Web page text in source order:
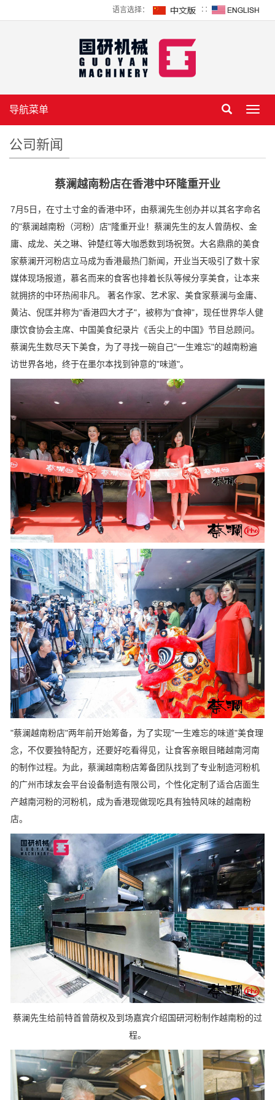
语言选择： ∷
导航菜单
公司新闻
蔡澜越南粉店在香港中环隆重开业
7月5日，在寸土寸金的香港中环，由蔡澜先生创办并以其名字命名
的"蔡澜越南粉（河粉）店"隆重开业！蔡澜先生的友人曾荫权、金
庸、成龙、关之琳、钟楚红等大咖悉数到场祝贺。大名鼎鼎的美食
家蔡澜开河粉店立马成为香港最热门新闻，开业当天吸引了数十家
媒体现场报道，慕名而来的食客也排着长队等候分享美食，让本来
就拥挤的中环热闹非凡。 著名作家、艺术家、美食家蔡澜与金庸、
黄沾、倪匡并称为"香港四大才子"，被称为"食神"，现任世界华人健
康饮食协会主席、中国美食纪录片《舌尖上的中国》节目总顾问。
蔡澜先生数尽天下美食，为了寻找一碗自己"一生难忘"的越南粉遍
访世界各地，终于在墨尔本找到钟意的"味道"。
"蔡澜越南粉店"两年前开始筹备，为了实现"一生难忘的味道"美食理
念，不仅要独特配方，还要好吃看得见，让食客亲眼目睹越南河南
的制作过程。为此，蔡澜越南粉店筹备团队找到了专业制造河粉机
的广州市球友会平台设备制造有限公司，个性化定制了适合店面生
产越南河粉的河粉机，成为香港现做现吃具有独特风味的越南粉
店。
蔡澜先生给前特首曾荫权及到场嘉宾介绍国研河粉制作越南粉的过
程。